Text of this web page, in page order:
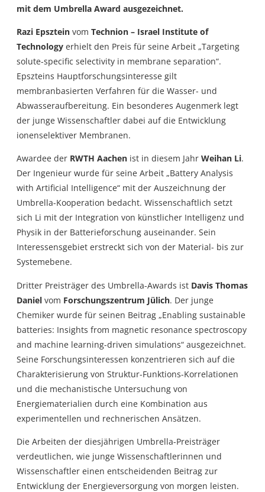
mit dem Umbrella Award ausgezeichnet.
Razi Epsztein vom Technion – Israel Institute of
Technology erhielt den Preis für seine Arbeit „Targeting
solute-specific selectivity in membrane separation“.
Epszteins Hauptforschungsinteresse gilt
membranbasierten Verfahren für die Wasser- und
Abwasseraufbereitung. Ein besonderes Augenmerk legt
der junge Wissenschaftler dabei auf die Entwicklung
ionenselektiver Membranen.
Awardee der RWTH Aachen ist in diesem Jahr Weihan Li.
Der Ingenieur wurde für seine Arbeit „Battery Analysis
with Artificial Intelligence“ mit der Auszeichnung der
Umbrella-Kooperation bedacht. Wissenschaftlich setzt
sich Li mit der Integration von künstlicher Intelligenz und
Physik in der Batterieforschung auseinander. Sein
Interessensgebiet erstreckt sich von der Material- bis zur
Systemebene.
Dritter Preisträger des Umbrella-Awards ist Davis Thomas
Daniel vom Forschungszentrum Jülich. Der junge
Chemiker wurde für seinen Beitrag „Enabling sustainable
batteries: Insights from magnetic resonance spectroscopy
and machine learning-driven simulations“ ausgezeichnet.
Seine Forschungsinteressen konzentrieren sich auf die
Charakterisierung von Struktur-Funktions-Korrelationen
und die mechanistische Untersuchung von
Energiematerialien durch eine Kombination aus
experimentellen und rechnerischen Ansätzen.
Die Arbeiten der diesjährigen Umbrella-Preisträger
verdeutlichen, wie junge Wissenschaftlerinnen und
Wissenschaftler einen entscheidenden Beitrag zur
Entwicklung der Energieversorgung von morgen leisten.